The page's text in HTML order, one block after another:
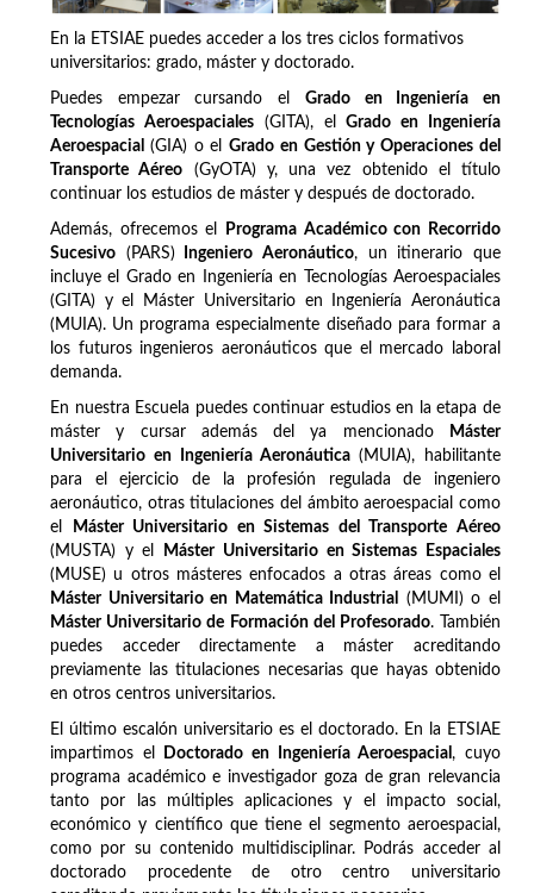
En la ETSIAE puedes acceder a los tres ciclos formativos
universitarios: grado, máster y doctorado.
Puedes empezar cursando el Grado en Ingeniería en
Tecnologías Aeroespaciales(GITA), elGrado en Ingeniería
Aeroespacial (GIA) o elGrado en Gestión y Operaciones del
Transporte Aéreo (GyOTA) y, una vez obtenido el título
continuar los estudios de máster y después de doctorado.
Además, ofrecemos el
Programa Académico con Recorrido
Sucesivo (PARS) Ingeniero Aeronáutico, un itinerario que
incluye el Grado en Ingeniería en Tecnologías Aeroespaciales
(GITA) y el Máster Universitario en Ingeniería Aeronáutica
(MUIA). Un programa especialmente diseñado para formar a
los futuros ingenieros aeronáuticos que el mercado laboral
demanda.
En nuestra Escuela puedes continuar estudios en la etapa de
máster y cursar además del ya mencionado
Máster
Universitario en Ingeniería Aeronáutica(MUIA), habilitante
para el ejercicio de la profesión regulada de ingeniero
aeronáutico, otras titulaciones del ámbito aeroespacial como
el
Máster Universitario en Sistemas del Transporte Aéreo
(MUSTA) y el
Máster Universitario en Sistemas Espaciales
(MUSE) u otros másteres enfocados a otras áreas como el
Máster Universitario en Matemática Industrial
(MUMI) o el
Máster Universitario de Formación del Profesorado. También
puedes acceder directamente a máster acreditando
previamente las titulaciones necesarias que hayas obtenido
en otros centros universitarios.
El último escalón universitario es el doctorado. En la ETSIAE
impartimos el
Doctorado en Ingeniería Aeroespacial, cuyo
programa académico e investigador goza de gran relevancia
tanto por las múltiples aplicaciones y el impacto social,
económico y científico que tiene el segmento aeroespacial,
como por su contenido multidisciplinar. Podrás acceder al
doctorado procedente de otro centro universitario